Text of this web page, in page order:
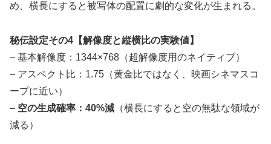
め、横長にすると被写体の配置に劇的な変化が生まれる。
秘伝設定その4【解像度と縦横比の実験値】
– 基本解像度：1344×768（超解像度用のネイティブ）
– アスペクト比：1.75（黄金比ではなく、映画シネマスコ
ープに近い）
– 空の生成確率：40%減 （横長にすると空の無駄な領域が
減る）